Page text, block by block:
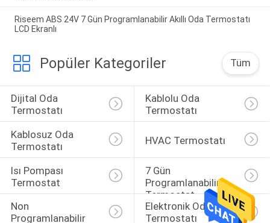
Riseem ABS 24V 7 Gün Programlanabilir Akıllı Oda Termostatı
LCD Ekranlı
Popüler Kategoriler Tüm
Dijital Oda
Termostatı
Kablolu Oda
Termostatı
Kablosuz Oda
Termostatı
HVAC Termostatı
Isı Pompası
Termostat
7 Gün
Programlanabilir
Termostat
Non
Programlanabilir
Elektronik Oda
Termostatı